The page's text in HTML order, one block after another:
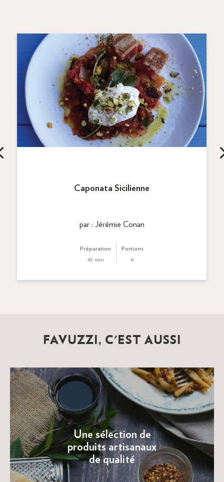
Caponata Sicilienne
par : Jérémie Conan
Préparation
45 min
Portions
6
FAVUZZI, C'EST AUSSI
Une sélection de
produits artisanaux
de qualité